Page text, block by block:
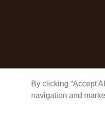
By clicking “Accept
navigation and